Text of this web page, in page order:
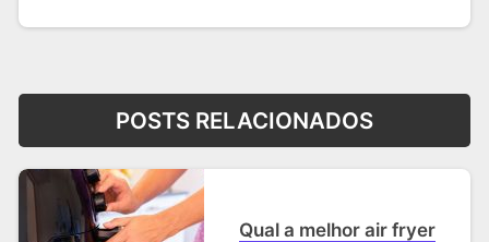
POSTS RELACIONADOS
Qual a melhor air fryer